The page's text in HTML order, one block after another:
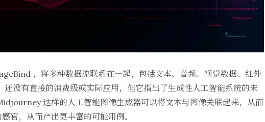
，将多种数据流联系在一起，包括文本、音频、视觉数据、红外
没有直接的消费级或实际应用，但它指出了生成性人工智能系统的未
这样的人工智能图像生成器可以将文本与图像关联起来，从而
官，从而产出更丰富的可能用例。